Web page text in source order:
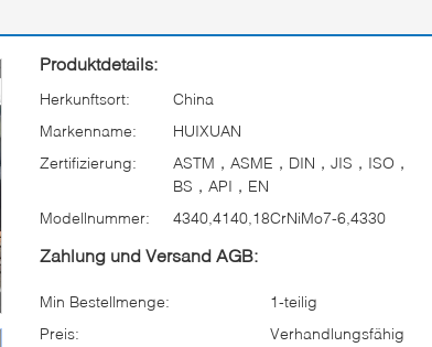
Produktdetails:
Herkunftsort:
China
Markenname:
HUIXUAN
Zertifizierung:
ASTM，ASME，DIN，JIS，ISO，
BS，API，EN
Modellnummer:
4340,4140,18CrNiMo7-6,4330
Zahlung und Versand AGB:
Min Bestellmenge:
1-teilig
Preis:
Verhandlungsfähig